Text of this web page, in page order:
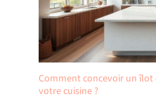
Comment concevoir un
votre cuisine ?